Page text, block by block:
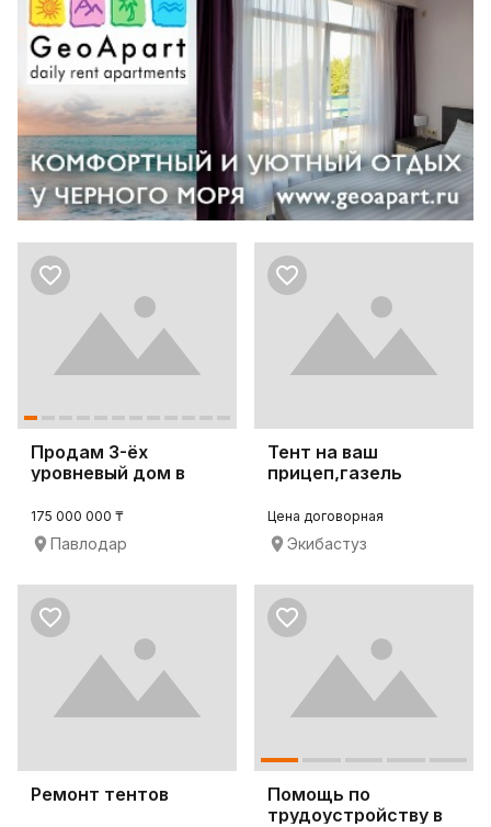
Продам 3-ёх
уровневый дом в
города.
175 000 000 ₸
Павлодар
Тент на ваш
прицеп,газель
Цена договорная
Экибастуз
Ремонт тентов
Помощь по
трудоустройству в